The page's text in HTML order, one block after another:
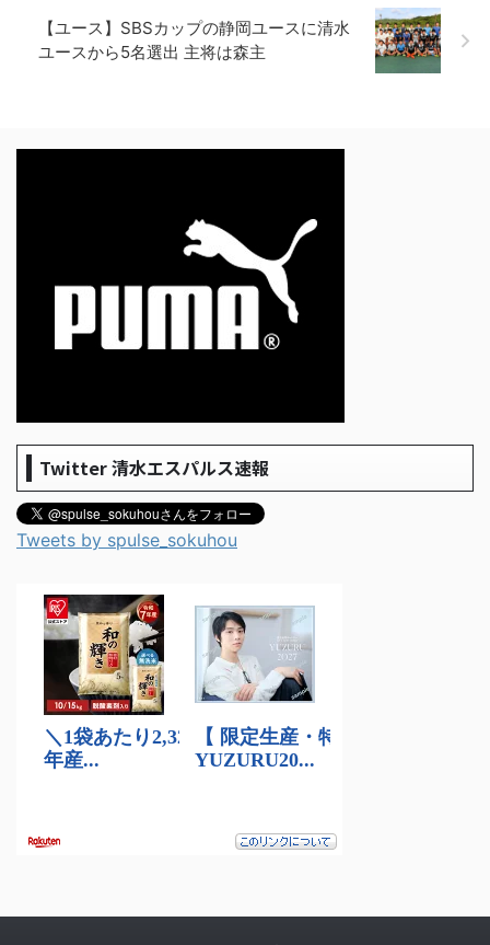
【ユース】SBSカップの静岡ユースに清水
ユースから5名選出 主将は森主
Twitter 清水エスパルス速報
Tweets by spulse_sokuhou